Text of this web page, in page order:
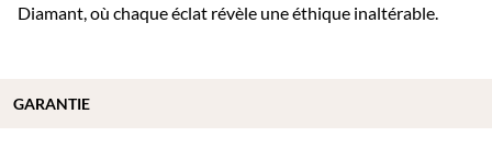
Diamant, où chaque éclat révèle une éthique inaltérable.
GARANTIE